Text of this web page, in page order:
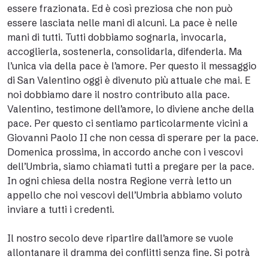
essere frazionata. Ed è così preziosa che non può
essere lasciata nelle mani di alcuni. La pace è nelle
mani di tutti. Tutti dobbiamo sognarla, invocarla,
accoglierla, sostenerla, consolidarla, difenderla. Ma
l’unica via della pace è l’amore. Per questo il messaggio
di San Valentino oggi è divenuto più attuale che mai. E
noi dobbiamo dare il nostro contributo alla pace.
Valentino, testimone dell’amore, lo diviene anche della
pace. Per questo ci sentiamo particolarmente vicini a
Giovanni Paolo II che non cessa di sperare per la pace.
Domenica prossima, in accordo anche con i vescovi
dell’Umbria, siamo chiamati tutti a pregare per la pace.
In ogni chiesa della nostra Regione verrà letto un
appello che noi vescovi dell’Umbria abbiamo voluto
inviare a tutti i credenti.
Il nostro secolo deve ripartire dall’amore se vuole
allontanare il dramma dei conflitti senza fine. Si potrà